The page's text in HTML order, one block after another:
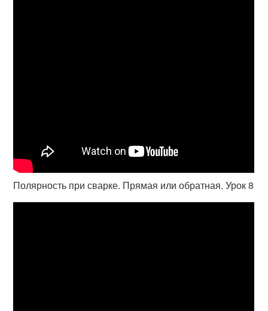
Полярность при сварке. Прямая или обратная. Урок 8